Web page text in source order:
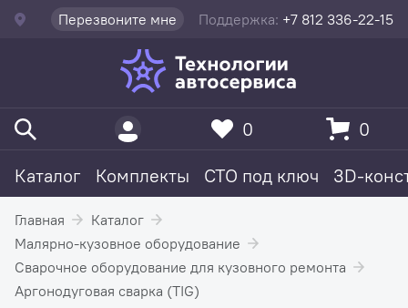
Перезвоните мне Поддержка: +7 812 336-22-15
Каталог Комплекты СТО под ключ 3D-
0 0
Главная
Каталог
Малярно-кузовное оборудование
Сварочное оборудование для кузовного ремонта
Аргонодуговая сварка (TIG)